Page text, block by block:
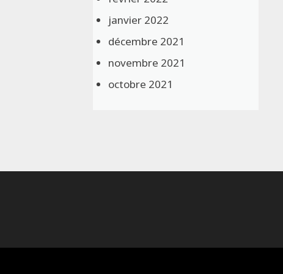
janvier 2022
décembre 2021
novembre 2021
octobre 2021